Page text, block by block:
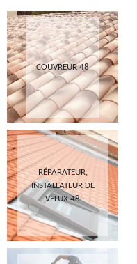
COUVREUR 48
RÉPARATEUR,
INSTALLATEUR DE
VELUX 48